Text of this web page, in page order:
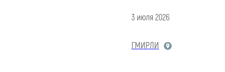
3 июля 2026
ГМИРЛИ